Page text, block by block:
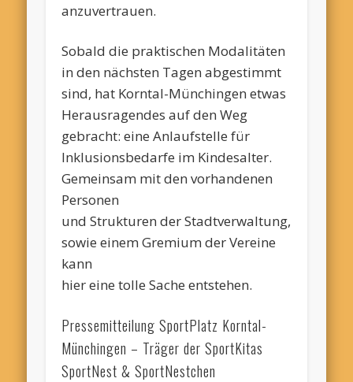
anzuvertrauen.
Sobald die praktischen Modalitäten
in den nächsten Tagen abgestimmt
sind, hat Korntal-Münchingen etwas
Herausragendes auf den Weg
gebracht: eine Anlaufstelle für
Inklusionsbedarfe im Kindesalter.
Gemeinsam mit den vorhandenen
Personen
und Strukturen der Stadtverwaltung,
sowie einem Gremium der Vereine
kann
hier eine tolle Sache entstehen.
Pressemitteilung SportPlatz Korntal-
Münchingen – Träger der SportKitas
SportNest & SportNestchen